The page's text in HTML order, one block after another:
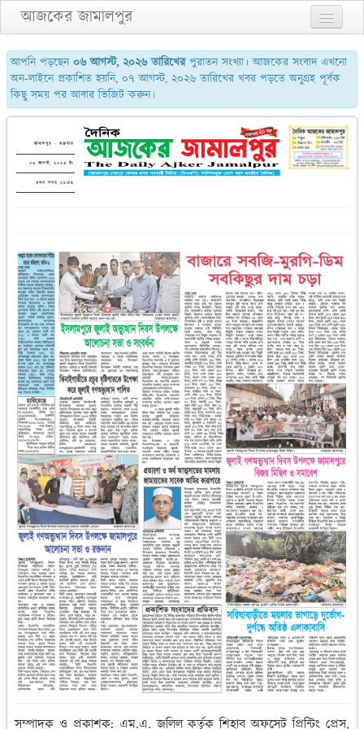
আজকের জামালপুর
প্রথম পাতা
২য় পাতা
৩য় পাতা
শেষের পাতা
আমাদের সম্পর্কে
পুরাতন সংখ্যা
আপনি পড়ছেন০৬ আগস্ট, ২০২৬ তারিখেরপুরাতন সংখ্যা। আজকের সংবাদ এখনো
অন-লাইনে প্রকাশিত হয়নি, ০৭ আগস্ট, ২০২৬ তারিখের খবর পড়তে অনুগ্রহ পূর্বক
কিছু সময় পর আবার ভিজিট করুন।
জামালপুর - শুক্রবার
০৬ আগস্ট, ২০২৬ ইং
এখন সময় ০১:৪৯
সম্পাদক ও প্রকাশক: এম.এ. জলিল কর্তৃক শিহাব অফসেট প্রিন্টিং প্রেস,